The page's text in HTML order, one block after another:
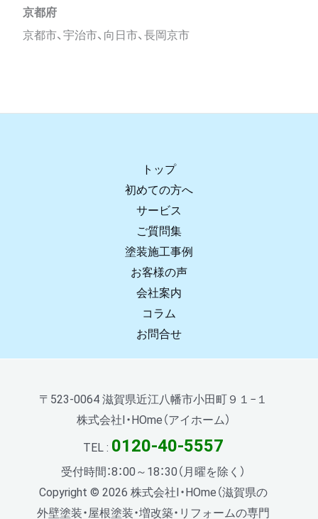
京都府
京都市、宇治市、向日市、長岡京市
トップ
初めての方へ
サービス
ご質問集
塗装施工事例
お客様の声
会社案内
コラム
お問合せ
〒523-0064 滋賀県近江八幡市小田町９１−１
株式会社I・HOme（アイホーム）
TEL : 0120-40-5557
受付時間：8：00～18：30（月曜を除く）
Copyright © 2026 株式会社I・HOme（滋賀県の
外壁塗装・屋根塗装・増改築・リフォームの専門